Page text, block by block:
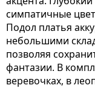
симпатичные
Подол платья
небольшими
позволяя
фантазии. В
веревочках, в